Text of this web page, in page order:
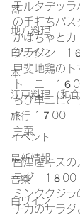
器
地方料理
白ワイン
本
江戸料理（和
旅行
イベント
最新情報
音楽
白ワイン
モルタデッラ
の手打ちパ
かぼちゃとカ
グラタン　1
甲斐地鶏のト
トーニ　1６
ちび車エビと
ト　1７00
主菜
富津産キスの
ラダ　1８00
ミンククジ
チカのサラ